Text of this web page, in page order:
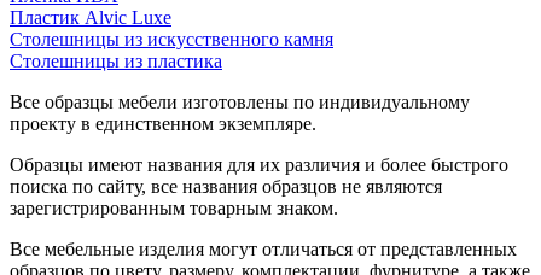
Пластик Alvic Luxe
Столешницы из искусственного камня
Столешницы из пластика
Все образцы мебели изготовлены по индивидуальному
проекту в единственном экземпляре.
Образцы имеют названия для их различия и более быстрого
поиска по сайту, все названия образцов не являются
зарегистрированным товарным знаком.
Все мебельные изделия могут отличаться от представленных
образцов по цвету, размеру, комплектации, фурнитуре, а также